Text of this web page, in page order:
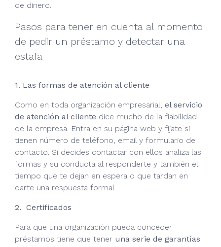
de dinero.
Pasos para tener en cuenta al momento
de pedir un préstamo y detectar una
estafa
1. Las formas de atención al cliente
Como en toda organización empresarial, el servicio
de atención al cliente dice mucho de la fiabilidad
de la empresa. Entra en su página web y fíjate si
tienen número de teléfono, email y formulario de
contacto. Si decides contactar con ellos analiza las
formas y su conducta al responderte y también el
tiempo que te dejan en espera o que tardan en
darte una respuesta formal.
2. Certificados
Para que una organización pueda conceder
préstamos tiene que tener una serie de garantías